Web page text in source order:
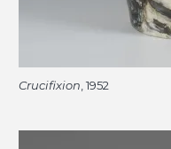
Crucifixion , 1952